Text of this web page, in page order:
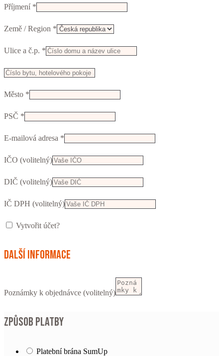
Příjmení *
Země / Region *
Ulice a č.p. *
Např.
vchodu,
firma,
Město *
PSČ *
E-mailová adresa *
IČO (volitelný)
DIČ (volitelný)
IČ DPH (volitelný)
Vytvořit účet?
Další informace
Poznámky k objednávce (volitelný)
Způsob platby
Platební brána SumUp